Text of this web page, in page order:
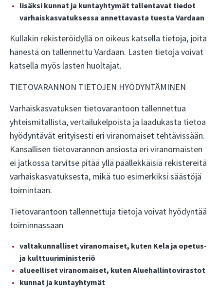
lisäksi kunnat ja kuntayhtymät tallentavat tiedot
varhaiskasvatuksessa annettavasta tuesta Vardaan
Kullakin rekisteröidyllä on oikeus katsella tietoja, joita
hänestä on tallennettu Vardaan. Lasten tietoja voivat
katsella myös lasten huoltajat.
TIETOVARANNON TIETOJEN HYÖDYNTÄMINEN
Varhaiskasvatuksen tietovarantoon tallennettua
yhteismitallista, vertailukelpoista ja laadukasta tietoa
hyödyntävät erityisesti eri viranomaiset tehtävissään.
Kansallisen tietovarannon ansiosta eri viranomaisten
ei jatkossa tarvitse pitää yllä päällekkäisiä rekistereitä
varhaiskasvatuksesta, mikä tuo esimerkiksi säästöjä
toimintaan.
Tietovarantoon tallennettuja tietoja voivat hyödyntää
toiminnassaan
valtakunnalliset viranomaiset, kuten Kela ja opetus-
ja kulttuuriministeriö
alueelliset viranomaiset, kuten Aluehallintovirastot
kunnat ja kuntayhtymät